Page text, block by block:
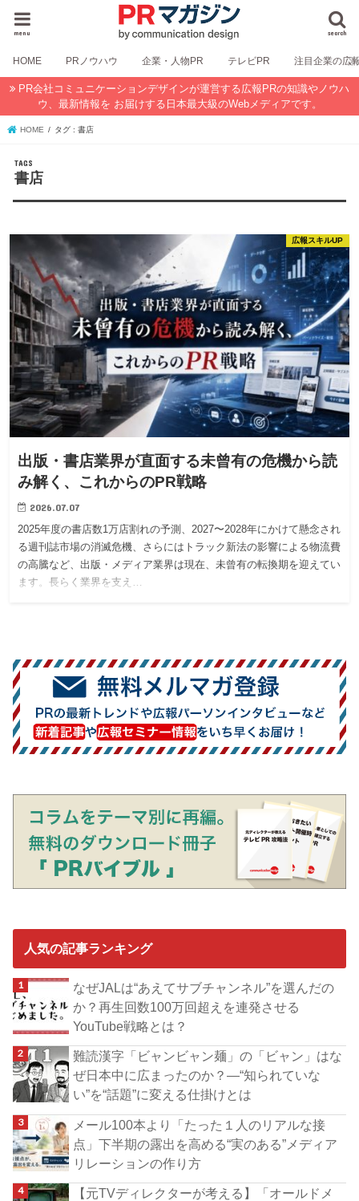
search
menu
HOME PRノウハウ 企業・人物PR テレビPR 注目企業の広
PR会社コミュニケーションデザインが運営する広報PRの知識やノウハ
ウ、最新情報を お届けする日本最大級のWebメディアです。
HOME タグ : 書店
書店
広報スキルUP
出版・書店業界が直面する未曾有の危機から読
み解く、これからのPR戦略
2026.07.07
2025年度の書店数1万店割れの予測、2027〜2028年にかけて懸念され
る週刊誌市場の消滅危機、さらにはトラック新法の影響による物流費
の高騰など、出版・メディア業界は現在、未曾有の転換期を迎えてい
ます。長らく業界を支え…
人気の記事ランキング
なぜJALは“あえてサブチャンネル”を選んだの
か？再生回数100万回超えを連発させる
YouTube戦略とは？
難読漢字「ビャンビャン麺」の「ビャン」はな
ぜ日本中に広まったのか？―“知られていな
い”を“話題”に変える仕掛けとは
メール100本より「たった１人のリアルな接
点」下半期の露出を高める“実のある”メディア
リレーションの作り方
【元TVディレクターが考える】「オールドメ